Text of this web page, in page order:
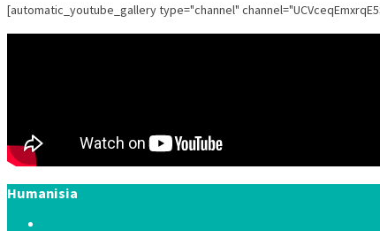
[automatic_youtube_gallery type="channel"
Humanisia